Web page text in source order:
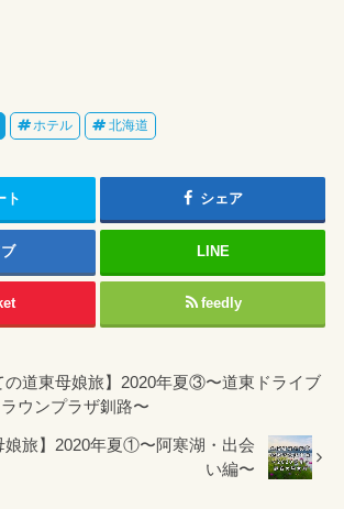
ホテル 北海道
ト シェア
LINE
feedly
の道東母娘旅】2020年夏③〜道東ドライブ
ウンプラザ釧路〜
娘旅】2020年夏①〜阿寒湖・出会
い編〜